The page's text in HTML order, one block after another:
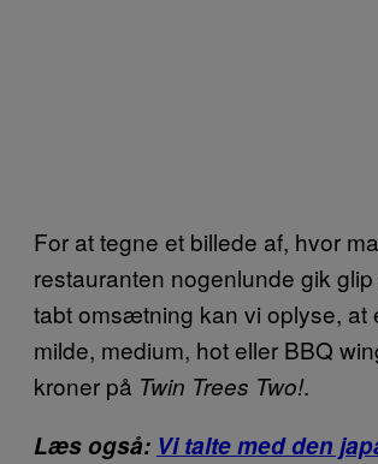
For at tegne et billede af, hvor
restauranten nogenlunde gik
tabt omsætning kan vi oplyse, at
milde, medium, hot eller BBQ
kroner på Twin Trees Two!.
Læs også: Vi talte med den